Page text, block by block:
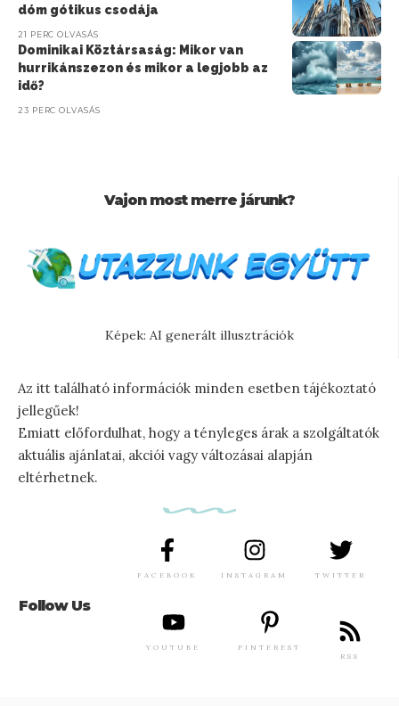
dóm gótikus csodája
21 PERC OLVASÁS
Dominikai Köztársaság: Mikor van
hurrikánszezon és mikor a legjobb az
idő?
23 PERC OLVASÁS
Vajon most merre járunk?
Képek: AI generált illusztrációk
Az itt található információk minden esetben tájékoztató
jellegűek!
Emiatt előfordulhat, hogy a tényleges árak a szolgáltatók
aktuális ajánlatai, akciói vagy változásai alapján
eltérhetnek.
Follow Us
FACEBOOK INSTAGRAM TWITTER
YOUTUBE
PINTEREST
RSS